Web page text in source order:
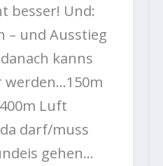
besser! Und:
– und Ausstieg
kanns
werden…150m
Luft
darf/muss
gehen…